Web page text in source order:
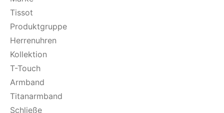
Tissot
Produktgruppe
Herrenuhren
Kollektion
T-Touch
Armband
Titanarmband
Schließe